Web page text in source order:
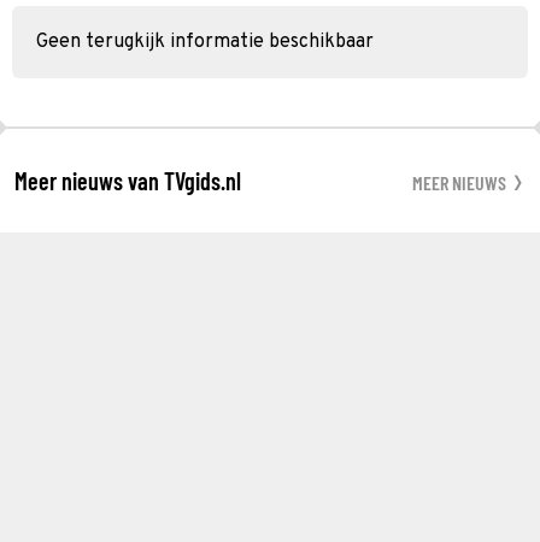
Geen terugkijk informatie beschikbaar
Meer nieuws van TVgids.nl MEER NIEUWS